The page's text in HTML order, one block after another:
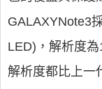
GALAXYNote3
LED)，解析度
解析度都比上一